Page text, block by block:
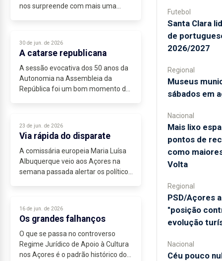
nos surpreende com mais uma
30 de jun. de 2026
A catarse republicana
A sessão evocativa dos 50 anos da
Autonomia na Assembleia da
República foi um bom momento de
histórica...
23 de jun. de 2026
Via rápida do disparate
A comissária europeia Maria Luísa
Albuquerque veio aos Açores na
semana passada alertar os políticos
16 de jun. de 2026
Os grandes falhanços
O que se passa no controverso
Regime Jurídico de Apoio à Cultura
nos Açores é o padrão histórico do
Futebol
Santa Clara
de
2026/2027
Regional
Museus
sábados em
Nacional
Mais lixo
pontos de
como
Volta
Regional
PSD/Açores
"posição
evolução
Nacional
Céu pouco